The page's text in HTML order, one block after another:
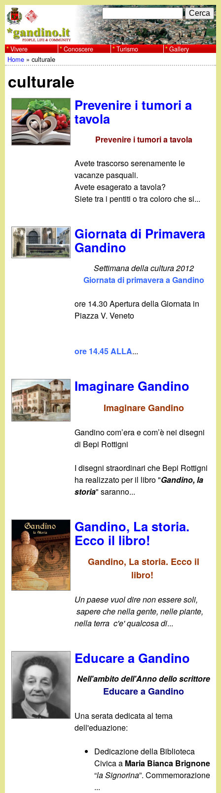
al
contenuto
w
w
w
g
d
F
o
r
d
i
r
i
c
e
c
a
C
e
r
c
Vivere Conoscere Turismo Gallery
sei
qui
Home »culturale
culturale
Prevenire i tumori a
tavola
Prevenire i tumori a tavola
Avete trascorso serenamente le
vacanze pasquali.
Avete esagerato a tavola?
Siete tra i pentiti o tra coloro che si...
Giornata di Primavera
Gandino
Settimana della cultura 2012
Giornata di primavera a Gandino
ore 14.30 Apertura della Giornata in
Piazza V. Veneto
ore 14.45 ALLA...
Imaginare Gandino
Imaginare Gandino
Gandino com’era e com’è nei disegni
di Bepi Rottigni
I disegni straordinari che Bepi Rottigni
ha realizzato per il libro "Gandino, la
storia" saranno...
Gandino, La storia.
Ecco il libro!
Gandino, La storia. Ecco il
libro!
Un paese vuol dire non essere soli,
sapere che nella gente, nelle piante,
nella terra c'e' qualcosa di...
Educare a Gandino
Nell'ambito dell'Anno dello scrittore
Educare a Gandino
Una serata dedicata al tema
dell'eduazione:
Dedicazione della Biblioteca
Civica a Maria Bianca Brignone
“la Signorina”. Commemorazione
...